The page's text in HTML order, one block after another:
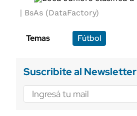
BsAs (DataFactory)
Temas Fútbol
Suscribite al Newsletter